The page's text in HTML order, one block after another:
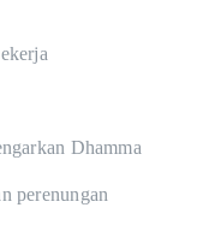
Dhamma
perenungan